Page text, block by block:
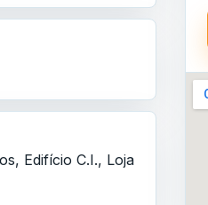
Edifício C.I., Loja